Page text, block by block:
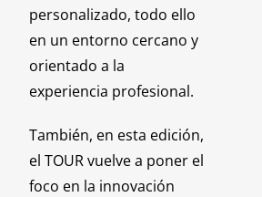
personalizado, todo ello
en un entorno cercano y
orientado a la
experiencia profesional.
También, en esta edición,
el TOUR vuelve a poner el
foco en la innovación